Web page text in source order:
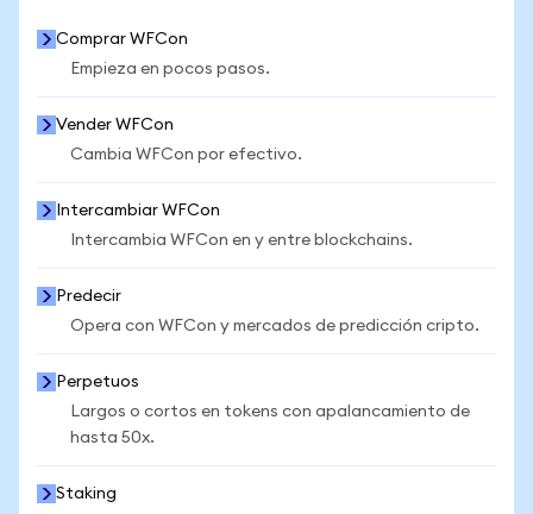
Comprar WFCon
Empieza en pocos pasos.
Vender WFCon
Cambia WFCon por efectivo.
Intercambiar WFCon
Intercambia WFCon en y entre blockchains.
Predecir
Opera con WFCon y mercados de predicción cripto.
Perpetuos
Largos o cortos en tokens con apalancamiento de
hasta 50x.
Staking